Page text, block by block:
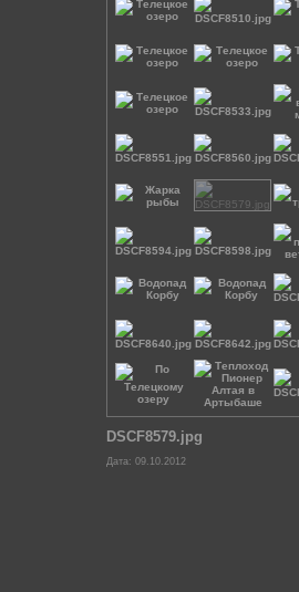
DSCF8579.jpg
Дата: 09.10.2012